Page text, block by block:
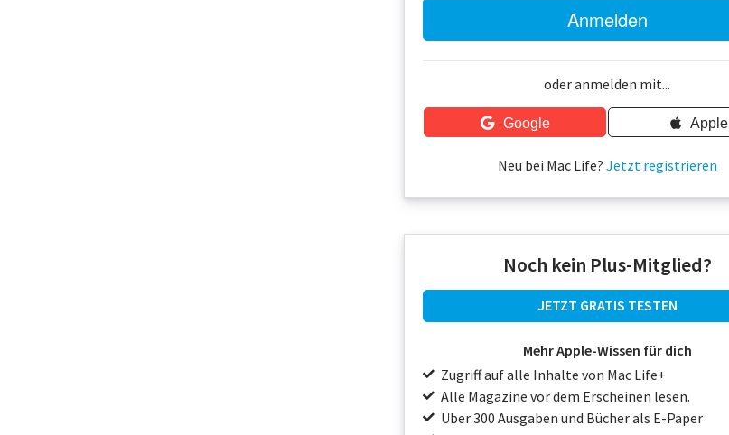
oder anmelden mit...
Google Apple
Neu bei Mac Life? Jetzt registrieren
Noch kein Plus-Mitglied?
JETZT GRATIS TESTEN
Mehr Apple-Wissen für dich
Zugriff auf alle Inhalte von Mac Life+
Alle Magazine vor dem Erscheinen lesen.
Über 300 Ausgaben und Bücher als E-Paper